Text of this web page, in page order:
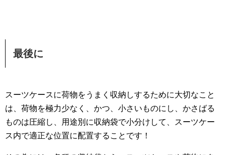
最後に
スーツケースに荷物をうまく収納しするために大切なこと
は、荷物を極力少なく、かつ、小さいものにし、かさばる
ものは圧縮し、用途別に収納袋で小分けして、スーツケー
ス内で適正な位置に配置することです！